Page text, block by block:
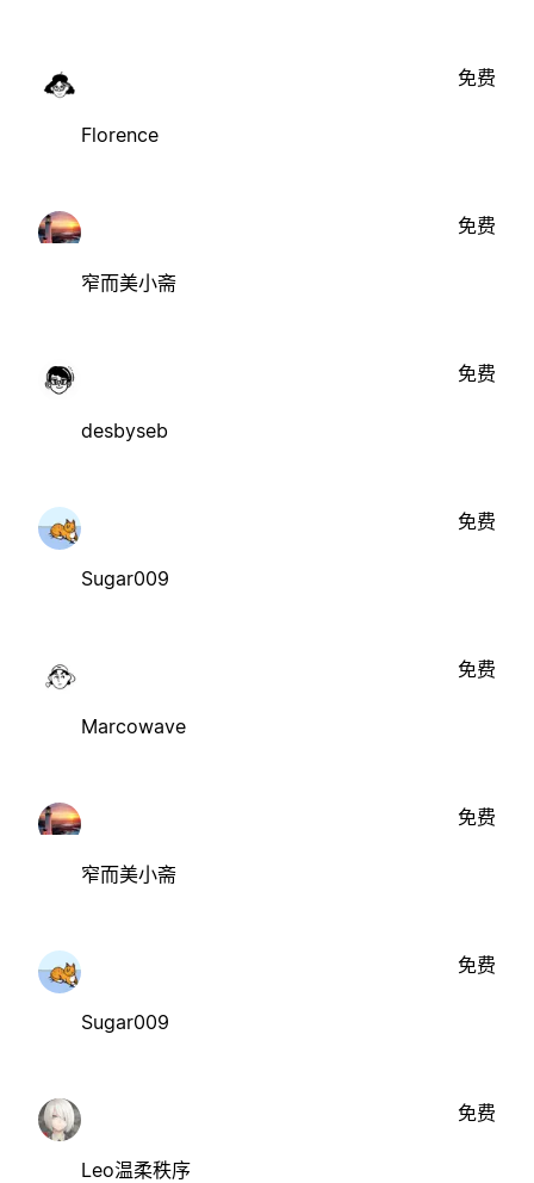
Florence
免费
窄而美小斋
免费
desbyseb
免费
Sugar009
免费
Marcowave
免费
窄而美小斋
免费
Sugar009
免费
Leo温柔秩序
免费